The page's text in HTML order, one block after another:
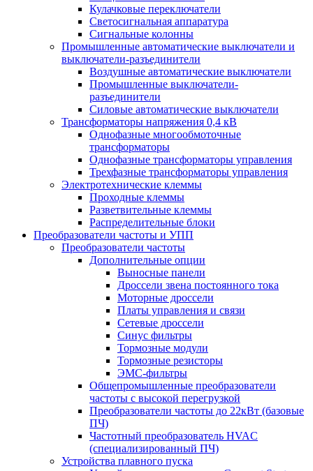
Кулачковые переключатели
Светосигнальная аппаратура
Сигнальные колонны
Промышленные автоматические выключатели и
выключатели-разъединители
Воздушные автоматические выключатели
Промышленные выключатели-
разъединители
Силовые автоматические выключатели
Трансформаторы напряжения 0,4 кВ
Однофазные многообмоточные
трансформаторы
Однофазные трансформаторы управления
Трехфазные трансформаторы управления
Электротехнические клеммы
Проходные клеммы
Разветвительные клеммы
Распределительные блоки
Преобразователи частоты и УПП
Преобразователи частоты
Дополнительные опции
Выносные панели
Дроссели звена постоянного тока
Моторные дроссели
Платы управления и связи
Сетевые дроссели
Синус фильтры
Тормозные модули
Тормозные резисторы
ЭМС-фильтры
Общепромышленные преобразователи
частоты с высокой перегрузкой
Преобразователи частоты до 22кВт (базовые
ПЧ)
Частотный преобразователь HVAC
(специализированный ПЧ)
Устройства плавного пуска